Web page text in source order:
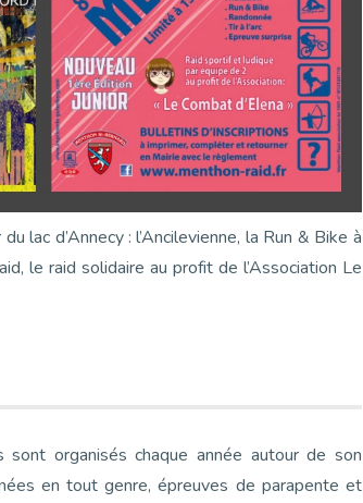
lac d’Annecy : l’Ancilevienne, la Run & Bike à
le raid solidaire au profit de l’Association Le
organisés chaque année autour de son
en tout genre, épreuves de parapente et